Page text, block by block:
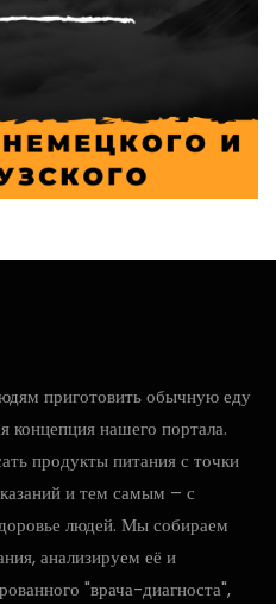
приготовить обычную еду
концепция нашего портала.
продукты питания с точки
и тем самым – с
людей. Мы собираем
анализируем её и
"врача-диагноста",